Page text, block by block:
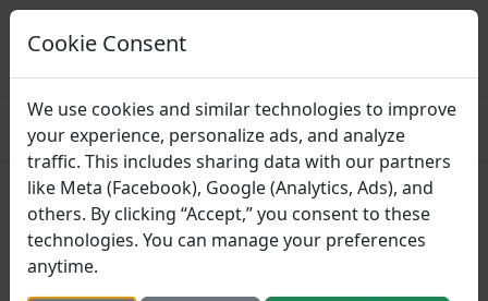
Prospre: Perencana
Makanan
Paket makan berdasarkan makro
4.8
Cara Merencanakan
Makanan Anda sebagai
Mahasiswa Sibuk
Cookie Consent
We use cookies and similar technologies to improve
your experience, personalize ads, and analyze
traffic. This includes sharing data with our partners
like Meta (Facebook), Google (Analytics, Ads), and
others. By clicking “Accept,” you consent to these
technologies. You can manage your preferences
anytime.